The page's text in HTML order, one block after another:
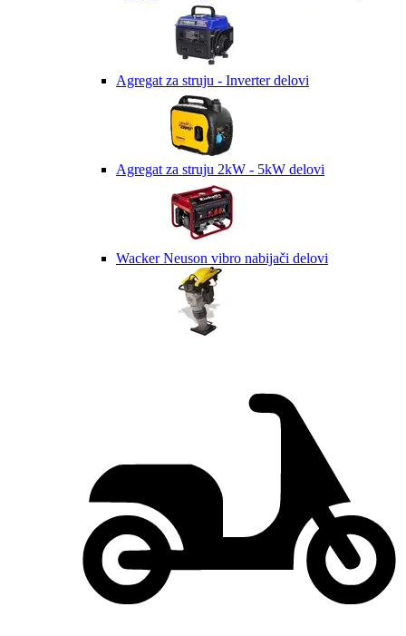
Agregat za struju - Inverter delovi
Agregat za struju 2kW - 5kW delovi
Wacker Neuson vibro nabijači delovi